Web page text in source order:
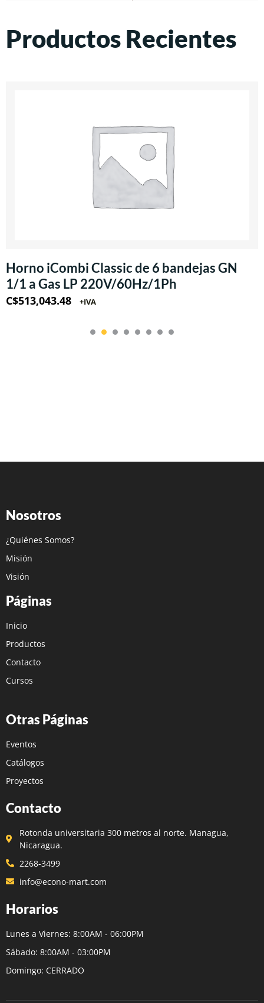
Productos Recientes
Horno iCombi Classic de 6 bandejas GN
1/1 a Gas LP 220V/60Hz/1Ph
C$513,043.48 +IVA
Nosotros
¿Quiénes Somos?
Misión
Visión
Páginas
Inicio
Productos
Contacto
Cursos
Otras Páginas
Eventos
Catálogos
Proyectos
Contacto
Rotonda universitaria 300 metros al norte. Managua,
Nicaragua.
2268-3499
info@econo-mart.com
Horarios
Lunes a Viernes: 8:00AM - 06:00PM
Sábado: 8:00AM - 03:00PM
Domingo: CERRADO